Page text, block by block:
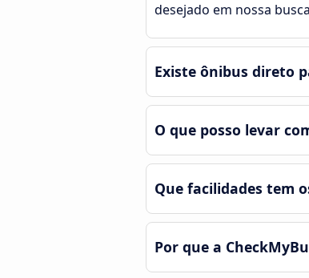
desejado em nossa
Existe ônibus direto
O que posso levar
Que facilidades tem
Por que a